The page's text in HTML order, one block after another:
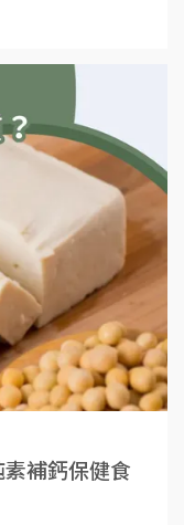
補鈣保健食